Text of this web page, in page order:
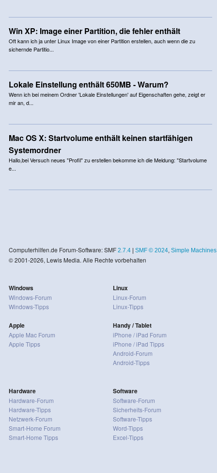
Win XP: Image einer Partition, die fehler enthält
Oft kann ich ja unter Linux Image von einer Partition erstellen, auch wenn die zu
sichernde Partitio...
Lokale Einstellung enthält 650MB - Warum?
Wenn ich bei meinem Ordner 'Lokale Einstellungen' auf Eigenschaften gehe, zeigt er
mir an, d...
Mac OS X: Startvolume enthält keinen startfähigen
Systemordner
Hallo,bei Versuch neues "Profil" zu erstellen bekomme ich die Meldung: "Startvolume
e...
Computerhilfen.de Forum-Software: SMF 2.7.4| SMF © 2024, Simple Machines
© 2001-2026, Lewis Media. Alle Rechte vorbehalten
Windows
Windows-Forum
Windows-Tipps
Apple
Apple Mac Forum
Apple Tipps
Linux
Linux-Forum
Linux-Tipps
Handy / Tablet
iPhone / iPad Forum
iPhone / iPad Tipps
Android-Forum
Android-Tipps
Hardware
Hardware-Forum
Hardware-Tipps
Netzwerk-Forum
Smart-Home Forum
Smart-Home Tipps
Software
Software-Forum
Sicherheits-Forum
Software-Tipps
Word-Tipps
Excel-Tipps